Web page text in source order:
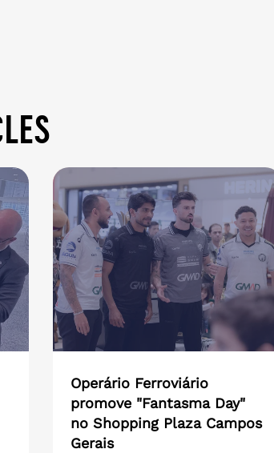
Operário Ferroviário
promove "Fantasma Day"
no Shopping Plaza Campos
Gerais